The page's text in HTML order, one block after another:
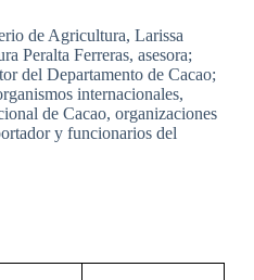
de Agricultura, Larissa
Peralta Ferreras, asesora;
del Departamento de Cacao;
internacionales,
de Cacao, organizaciones
y funcionarios del